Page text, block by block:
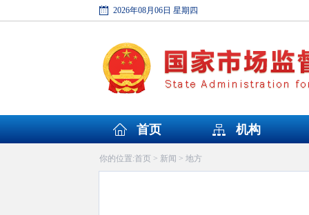
2026年08月06日 星期四
首页 机构
你的位置:首页> 新闻 > 地方